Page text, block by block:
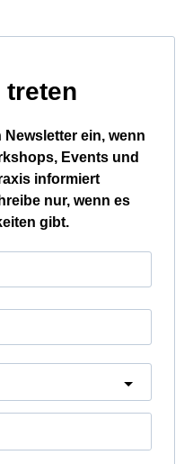
treten
ein, wenn
Events und
informiert
nur, wenn es
gibt.